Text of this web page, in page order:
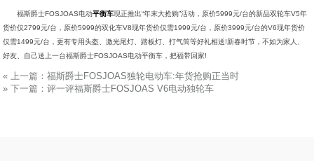
福斯爵士FOSJOAS电动平衡车现正推出“年末大抢购”活动，原价5999元/台的新品双轮车V5年
货价仅2799元/台，原价5999的双化车V8现年货价仅需1999元/台，原价3999元/台的V6现年货价
仅需1499元/台，更有专用头盔、激光尾灯、踏板灯、打气筒等好礼相送!新春时节，不如为家人、
好友、自己送上一台福斯爵士FOSJOAS电动平衡车，把福带回家!
« 上一篇：福斯爵士FOSJOAS独轮电动车:年货抢购正当时
»下一篇：评一评福斯爵士FOSJOAS V6电动独轮车